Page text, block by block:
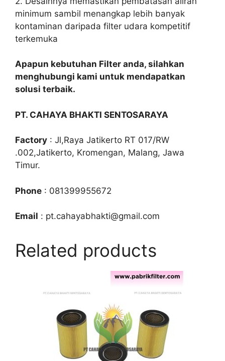
minimum sambil menangkap lebih banyak
kontaminan daripada filter udara kompetitif
terkemuka
Apapun kebutuhan Filter anda, silahkan
menghubungi kami untuk mendapatkan
solusi terbaik.
PT. CAHAYA BHAKTI SENTOSARAYA
Factory : Jl,Raya Jatikerto RT 017/RW
.002,Jatikerto, Kromengan, Malang, Jawa
Timur.
Phone : 081399955672
Email : pt.cahayabhakti@gmail.com
Related products